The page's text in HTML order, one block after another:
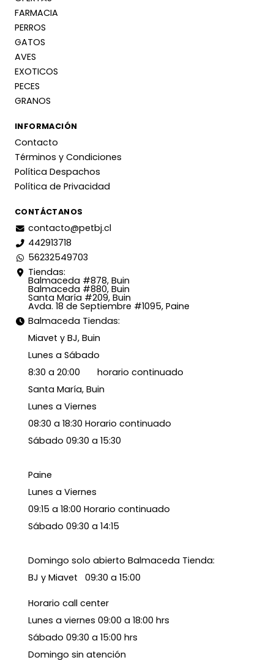
FARMACIA
PERROS
GATOS
AVES
EXOTICOS
PECES
GRANOS
INFORMACIÓN
Contacto
Términos y Condiciones
Política Despachos
Política de Privacidad
CONTÁCTANOS
contacto@petbj.cl
442913718
56232549703
Tiendas:
Balmaceda #878, Buin
Balmaceda #880, Buin
Santa María #209, Buin
Avda. 18 de Septiembre #1095, Paine
Balmaceda Tiendas:
Miavet y BJ, Buin
Lunes a Sábado
8:30 a 20:00 horario continuado
Santa María, Buin
Lunes a Viernes
08:30 a 18:30 Horario continuado
Sábado 09:30 a 15:30
Paine
Lunes a Viernes
09:15 a 18:00 Horario continuado
Sábado 09:30 a 14:15
Domingo solo abierto Balmaceda Tienda:
BJ y Miavet 09:30 a 15:00
Horario call center
Lunes a viernes 09:00 a 18:00 hrs
Sábado 09:30 a 15:00 hrs
Domingo sin atención